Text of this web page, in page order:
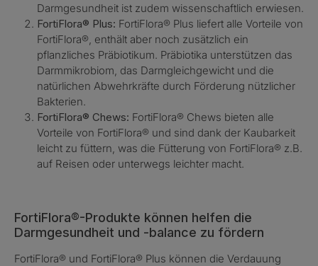
Darmgesundheit ist zudem wissenschaftlich erwiesen.
FortiFlora® Plus: FortiFlora® Plus liefert alle Vorteile von
FortiFlora®, enthält aber noch zusätzlich ein
pflanzliches Präbiotikum. Präbiotika unterstützen das
Darmmikrobiom, das Darmgleichgewicht und die
natürlichen Abwehrkräfte durch Förderung nützlicher
Bakterien.
FortiFlora® Chews: FortiFlora® Chews bieten alle
Vorteile von FortiFlora® und sind dank der Kaubarkeit
leicht zu füttern, was die Fütterung von FortiFlora® z.B.
auf Reisen oder unterwegs leichter macht.
FortiFlora®-Produkte können helfen die
Darmgesundheit und -balance zu fördern
FortiFlora® und FortiFlora® Plus können die Verdauung